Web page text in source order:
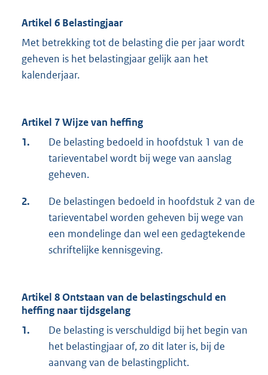
Artikel 6 Belastingjaar
Met betrekking tot de belasting die per jaar wordt
geheven is het belastingjaar gelijk aan het
kalenderjaar.
Artikel 7 Wijze van heffing
1.
De belasting bedoeld in hoofdstuk 1 van de
tarieventabel wordt bij wege van aanslag
geheven.
2.
De belastingen bedoeld in hoofdstuk 2 van de
tarieventabel worden geheven bij wege van
een mondelinge dan wel een gedagtekende
schriftelijke kennisgeving.
Artikel 8 Ontstaan van de belastingschuld en
heffing naar tijdsgelang
1.
De belasting is verschuldigd bij het begin van
het belastingjaar of, zo dit later is, bij de
aanvang van de belastingplicht.